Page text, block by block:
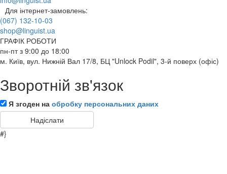
Для інтернет-замовлень:
(067) 132-10-03
shop@linguist.ua
ГРАФІК РОБОТИ
пн-пт з 9:00 до 18:00
м. Київ, вул. Нижній Вал 17/8, БЦ "Unlock Podil", 3-й поверх (офіс)
Зворотній зв'язок
Я згоден на обробку персональних даних
#}